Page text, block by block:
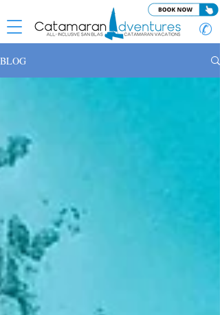
✆
BLOG